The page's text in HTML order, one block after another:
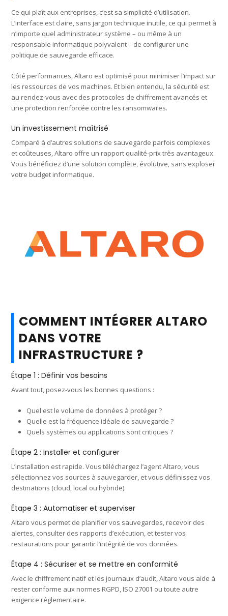
Ce qui plaît aux entreprises, c’est sa simplicité d’utilisation.
L’interface est claire, sans jargon technique inutile, ce qui permet à
n’importe quel administrateur système – ou même à un
responsable informatique polyvalent – de configurer une
politique de sauvegarde efficace.
Côté performances, Altaro est optimisé pour minimiser l’impact sur
les ressources de vos machines. Et bien entendu, la sécurité est
au rendez-vous avec des protocoles de chiffrement avancés et
une protection renforcée contre les ransomwares.
Un investissement maîtrisé
Comparé à d’autres solutions de sauvegarde parfois complexes
et coûteuses, Altaro offre un rapport qualité-prix très avantageux.
Vous bénéficiez d’une solution complète, évolutive, sans exploser
votre budget informatique.
COMMENT INTÉGRER ALTARO
DANS VOTRE
INFRASTRUCTURE ?
Étape 1 : Définir vos besoins
Avant tout, posez-vous les bonnes questions :
Quel est le volume de données à protéger ?
Quelle est la fréquence idéale de sauvegarde ?
Quels systèmes ou applications sont critiques ?
Étape 2 : Installer et configurer
L’installation est rapide. Vous téléchargez l’agent Altaro, vous
sélectionnez vos sources à sauvegarder, et vous définissez vos
destinations (cloud, local ou hybride).
Étape 3 : Automatiser et superviser
Altaro vous permet de planifier vos sauvegardes, recevoir des
alertes, consulter des rapports d’exécution, et tester vos
restaurations pour garantir l’intégrité de vos données.
Étape 4 : Sécuriser et se mettre en conformité
Avec le chiffrement natif et les journaux d’audit, Altaro vous aide à
rester conforme aux normes RGPD, ISO 27001 ou toute autre
exigence réglementaire.